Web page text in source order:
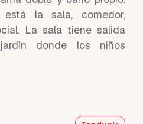
la sala, comedor,
La sala tiene salida
donde los niños